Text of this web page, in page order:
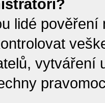
lidé
vytváření